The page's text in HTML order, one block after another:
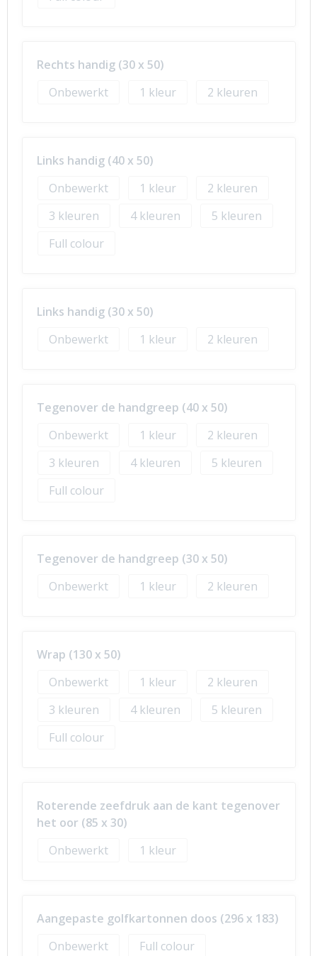
Rechts handig (30 x 50)
Onbewerkt
1 2
Links handig (40 x 50)
Onbewerkt
1
2
3
4
5
Full colour
Links handig (30 x 50)
Onbewerkt
1 2
Tegenover de handgreep (40 x 50)
Onbewerkt
1
2
3
4
5
Full colour
Tegenover de handgreep (30 x 50)
Onbewerkt
1 2
Wrap (130 x 50)
Onbewerkt
1
2
3
4
5
Full colour
Roterende zeefdruk aan de kant tegenover
het oor (85 x 30)
Onbewerkt
1
Aangepaste golfkartonnen doos (296 x 183)
Onbewerkt
Full colour